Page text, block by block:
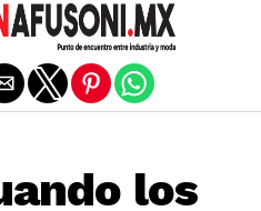
los
de la versión móvil